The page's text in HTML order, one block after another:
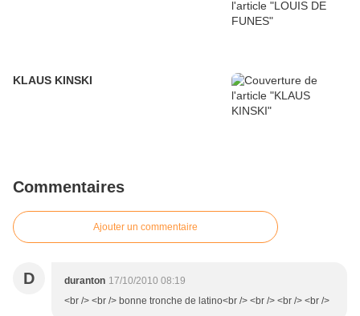
KLAUS KINSKI
Commentaires
Ajouter un commentaire
D duranton 17/10/2010 08:19
<br /> <br /> bonne tronche de latino<br /> <br /> <br /> <br />